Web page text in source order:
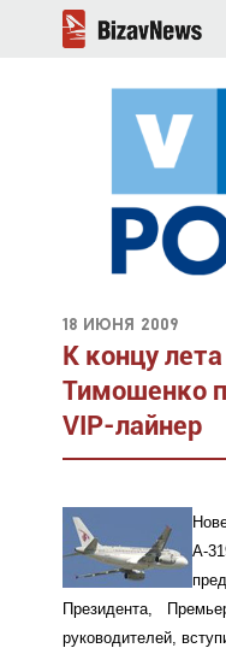
18 июня 2009
К концу
Тимошенко
VIP-лайнер
А-
Президента,
руководителей,